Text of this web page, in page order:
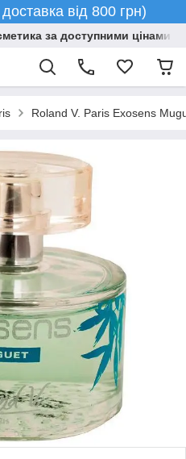
доставка від 800 грн)
за доступними цінами
Roland V. Paris Exosens